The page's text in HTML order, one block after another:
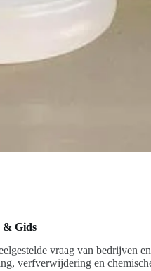
& Gids
vraag van bedrijven
verfverwijdering en